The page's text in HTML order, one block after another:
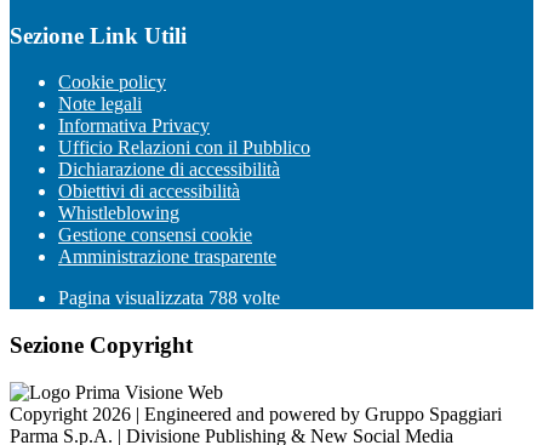
Sezione Link Utili
Cookie policy
Note legali
Informativa Privacy
Ufficio Relazioni con il Pubblico
Dichiarazione di accessibilità
Obiettivi di accessibilità
Whistleblowing
Gestione consensi cookie
Amministrazione trasparente
Pagina visualizzata 788 volte
Sezione Copyright
Copyright 2026 | Engineered and powered by Gruppo Spaggiari
Parma S.p.A. | Divisione Publishing & New Social Media